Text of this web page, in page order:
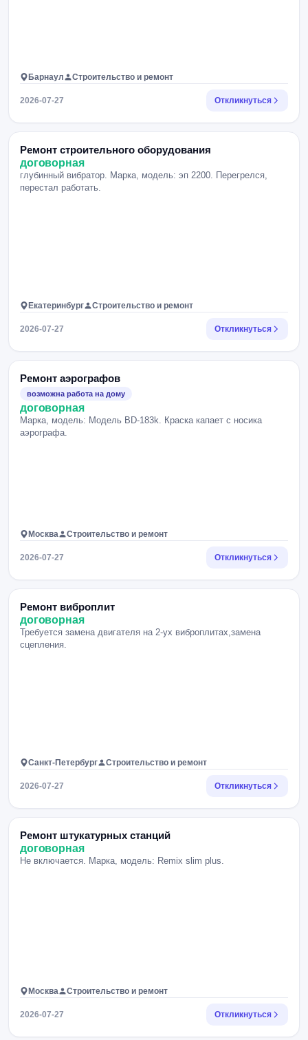
Барнаул Строительство и ремонт
2026-07-27 Откликнуться
Ремонт строительного оборудования
договорная
глубинный вибратор. Марка, модель: эп 2200. Перегрелся,
перестал работать.
Екатеринбург Строительство и ремонт
2026-07-27 Откликнуться
Ремонт аэрографов
возможна работа на дому
договорная
Марка, модель: Модель BD-183k. Краска капает с носика
аэрографа.
Москва Строительство и ремонт
2026-07-27 Откликнуться
Ремонт виброплит
договорная
Требуется замена двигателя на 2-ух виброплитах,замена
сцепления.
Санкт-Петербург Строительство и ремонт
2026-07-27 Откликнуться
Ремонт штукатурных станций
договорная
Не включается. Марка, модель: Remix slim plus.
Москва Строительство и ремонт
2026-07-27 Откликнуться